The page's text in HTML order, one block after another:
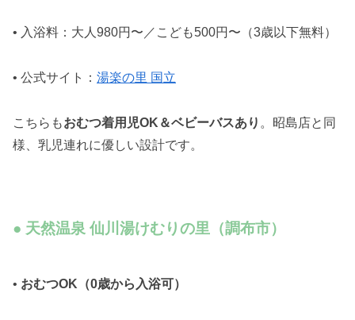
• 入浴料：大人980円〜／こども500円〜（3歳以下無料）
• 公式サイト： 湯楽の里 国立
こちらもおむつ着用児OK＆ベビーバスあり 。昭島店と同
様、乳児連れに優しい設計です。
● 天然温泉 仙川湯けむりの里（調布市）
• おむつOK（0歳から入浴可）